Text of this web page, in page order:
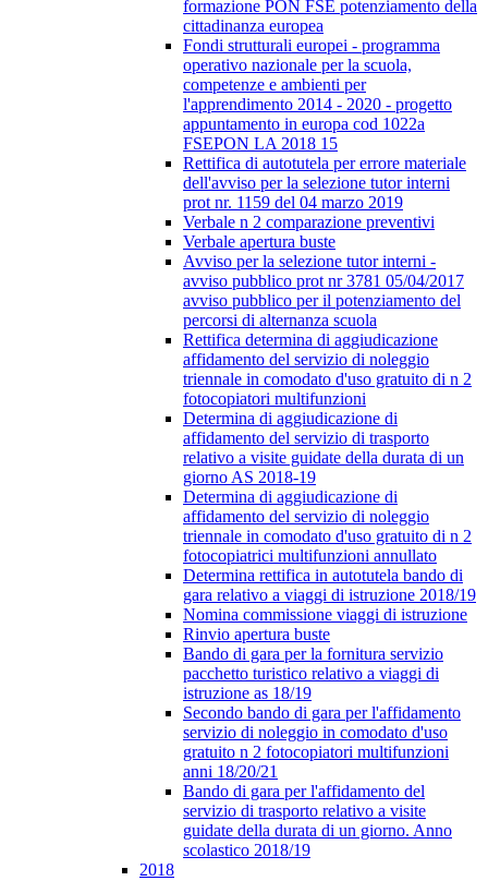
formazione PON FSE potenziamento della
cittadinanza europea
Fondi strutturali europei - programma
operativo nazionale per la scuola,
competenze e ambienti per
l'apprendimento 2014 - 2020 - progetto
appuntamento in europa cod 1022a
FSEPON LA 2018 15
Rettifica di autotutela per errore materiale
dell'avviso per la selezione tutor interni
prot nr. 1159 del 04 marzo 2019
Verbale n 2 comparazione preventivi
Verbale apertura buste
Avviso per la selezione tutor interni -
avviso pubblico prot nr 3781 05/04/2017
avviso pubblico per il potenziamento del
percorsi di alternanza scuola
Rettifica determina di aggiudicazione
affidamento del servizio di noleggio
triennale in comodato d'uso gratuito di n 2
fotocopiatori multifunzioni
Determina di aggiudicazione di
affidamento del servizio di trasporto
relativo a visite guidate della durata di un
giorno AS 2018-19
Determina di aggiudicazione di
affidamento del servizio di noleggio
triennale in comodato d'uso gratuito di n 2
fotocopiatrici multifunzioni annullato
Determina rettifica in autotutela bando di
gara relativo a viaggi di istruzione 2018/19
Nomina commissione viaggi di istruzione
Rinvio apertura buste
Bando di gara per la fornitura servizio
pacchetto turistico relativo a viaggi di
istruzione as 18/19
Secondo bando di gara per l'affidamento
servizio di noleggio in comodato d'uso
gratuito n 2 fotocopiatori multifunzioni
anni 18/20/21
Bando di gara per l'affidamento del
servizio di trasporto relativo a visite
guidate della durata di un giorno. Anno
scolastico 2018/19
2018